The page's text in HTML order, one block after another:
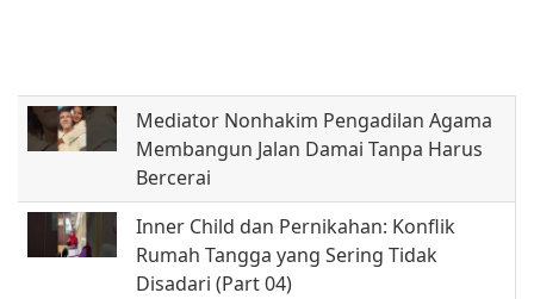
Mediator Nonhakim Pengadilan Agama
Membangun Jalan Damai Tanpa Harus
Bercerai
Inner Child dan Pernikahan: Konflik
Rumah Tangga yang Sering Tidak
Disadari (Part 04)